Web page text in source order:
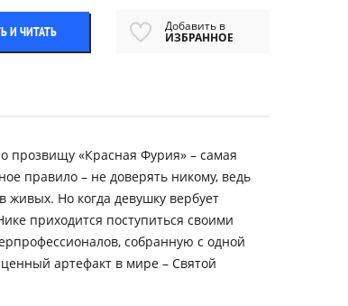
И ЧИТАТЬ Добавить в
ИЗБРАННОЕ
прозвищу «Красная Фурия» – самая
правило – не доверять никому, ведь
живых. Но когда девушку вербует
приходится поступиться своими
собранную с одной
артефакт в мире – Святой